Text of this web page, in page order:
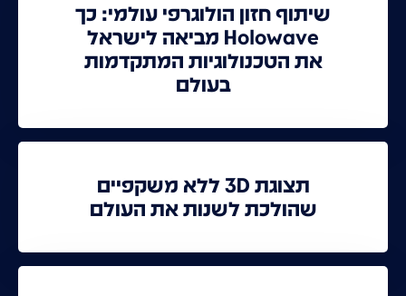
שיתוף חזון הולוגרפי עולמי: כך
Holowave מביאה לישראל
את הטכנולוגיות המתקדמות
בעולם
תצוגת 3D ללא משקפיים
שהולכת לשנות את העולם